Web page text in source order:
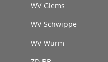
WV Glems
WV Schwippe
WV Würm